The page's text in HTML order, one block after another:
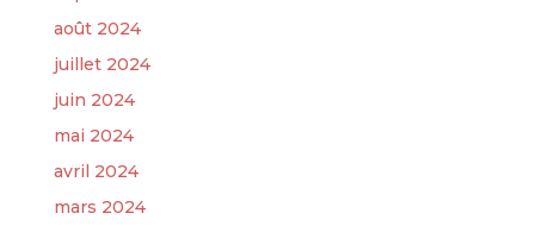
août 2024
juillet 2024
juin 2024
mai 2024
avril 2024
mars 2024